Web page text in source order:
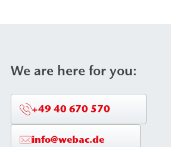
We are here for you:
+49 40 670 570
info@webac.de